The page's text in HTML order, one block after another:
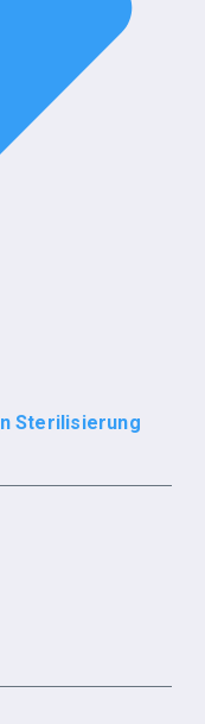
Sterilisierung